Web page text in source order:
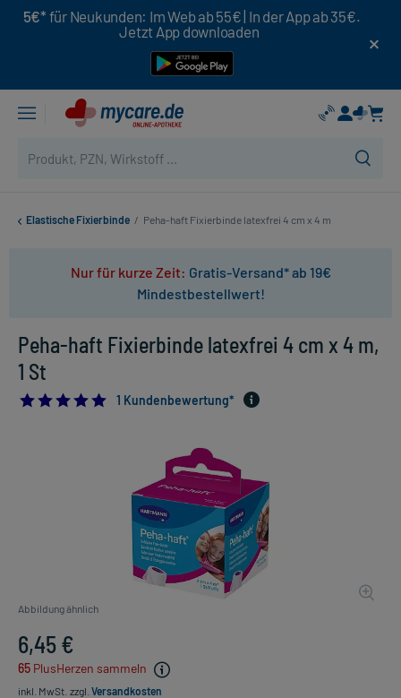
5€* für Neukunden: Im Web ab 55€ | In der App ab 35€.
Jetzt App downloaden
Elastische Fixierbinde / Peha-haft Fixierbinde latexfrei 4 cm x 4 m
Nur für kurze Zeit: Gratis-Versand* ab 19€
Mindestbestellwert!
Peha-haft Fixierbinde latexfrei 4 cm x 4 m,
1 St
5.01 Kundenbewertung*
Abbildung ähnlich
6,45 €
65 PlusHerzen sammeln
inkl. MwSt. zzgl. Versandkosten